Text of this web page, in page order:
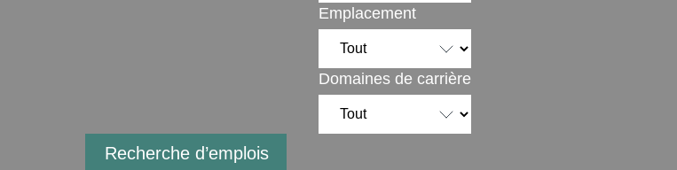
Emplacement
Domaines de carrière